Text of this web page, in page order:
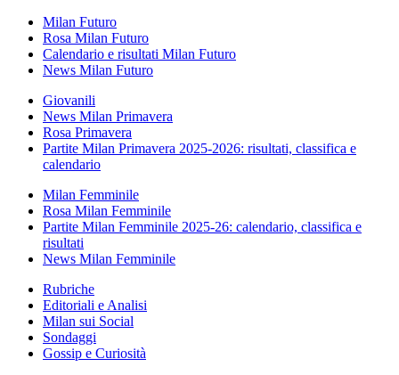
Milan Futuro
Rosa Milan Futuro
Calendario e risultati Milan Futuro
News Milan Futuro
Giovanili
News Milan Primavera
Rosa Primavera
Partite Milan Primavera 2025-2026: risultati, classifica e
calendario
Milan Femminile
Rosa Milan Femminile
Partite Milan Femminile 2025-26: calendario, classifica e
risultati
News Milan Femminile
Rubriche
Editoriali e Analisi
Milan sui Social
Sondaggi
Gossip e Curiosità